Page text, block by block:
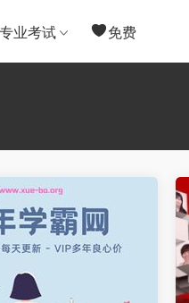
专业考试 免费